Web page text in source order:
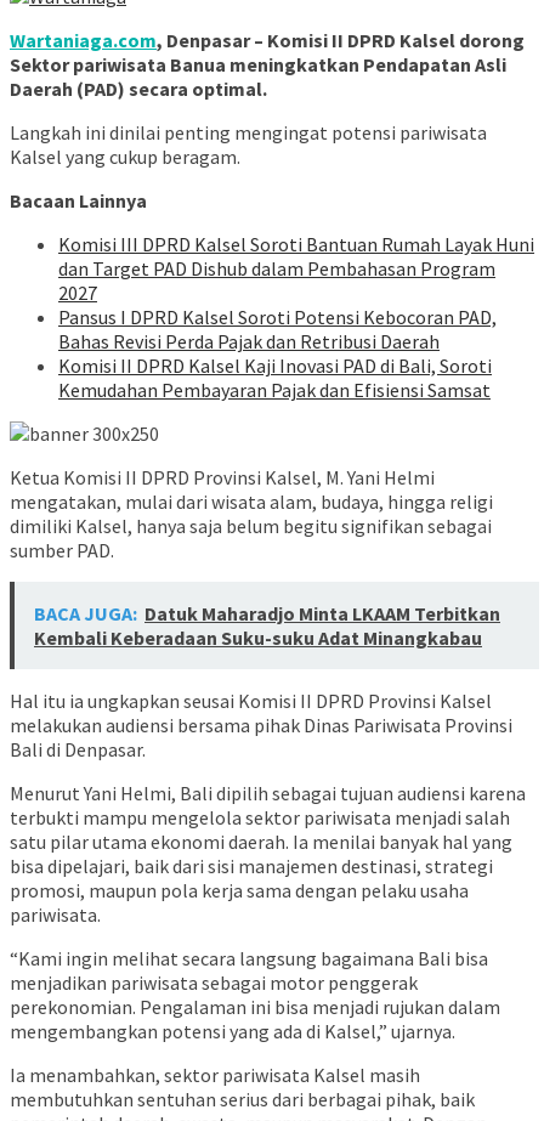
Wartaniaga.com, Denpasar – Komisi II DPRD Kalsel dorong
Sektor pariwisata Banua meningkatkan Pendapatan Asli
Daerah (PAD) secara optimal.
Langkah ini dinilai penting mengingat potensi pariwisata
Kalsel yang cukup beragam.
Bacaan Lainnya
Komisi III DPRD Kalsel Soroti Bantuan Rumah Layak Huni
dan Target PAD Dishub dalam Pembahasan Program
2027
Pansus I DPRD Kalsel Soroti Potensi Kebocoran PAD,
Bahas Revisi Perda Pajak dan Retribusi Daerah
Komisi II DPRD Kalsel Kaji Inovasi PAD di Bali, Soroti
Kemudahan Pembayaran Pajak dan Efisiensi Samsat
Ketua Komisi II DPRD Provinsi Kalsel, M. Yani Helmi
mengatakan, mulai dari wisata alam, budaya, hingga religi
dimiliki Kalsel, hanya saja belum begitu signifikan sebagai
sumber PAD.
BACA JUGA: Datuk Maharadjo Minta LKAAM Terbitkan
Kembali Keberadaan Suku-suku Adat Minangkabau
Hal itu ia ungkapkan seusai Komisi II DPRD Provinsi Kalsel
melakukan audiensi bersama pihak Dinas Pariwisata Provinsi
Bali di Denpasar.
Menurut Yani Helmi, Bali dipilih sebagai tujuan audiensi karena
terbukti mampu mengelola sektor pariwisata menjadi salah
satu pilar utama ekonomi daerah. Ia menilai banyak hal yang
bisa dipelajari, baik dari sisi manajemen destinasi, strategi
promosi, maupun pola kerja sama dengan pelaku usaha
pariwisata.
“Kami ingin melihat secara langsung bagaimana Bali bisa
menjadikan pariwisata sebagai motor penggerak
perekonomian. Pengalaman ini bisa menjadi rujukan dalam
mengembangkan potensi yang ada di Kalsel,” ujarnya.
Ia menambahkan, sektor pariwisata Kalsel masih
membutuhkan sentuhan serius dari berbagai pihak, baik